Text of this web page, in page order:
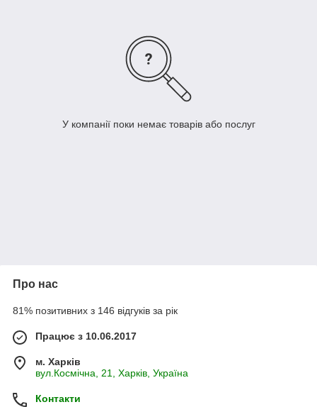
У компанії поки немає товарів або послуг
Про нас
81% позитивних з 146 відгуків за рік
Працює з 10.06.2017
м. Харків
вул.Космічна, 21, Харків, Україна
Контакти